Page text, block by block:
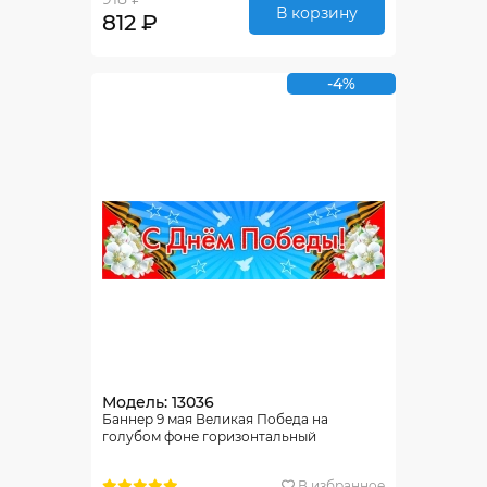
812 ₽ В корзину
-4%
Модель: 13036
Баннер 9 мая Великая Победа на
голубом фоне горизонтальный